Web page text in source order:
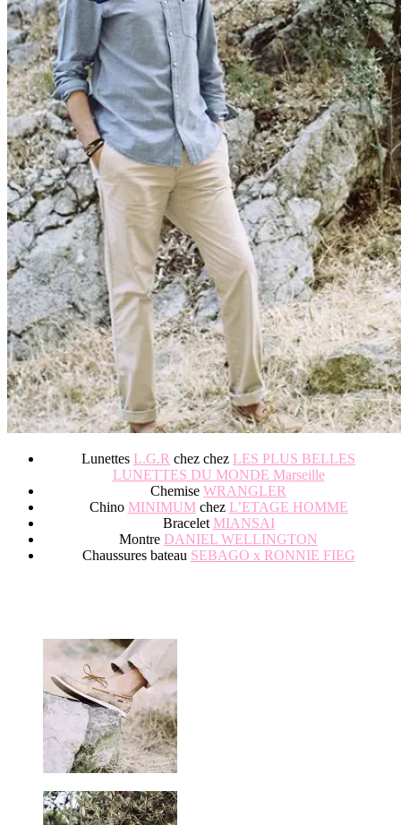
Lunettes L.G.R chez chez LES PLUS BELLES
LUNETTES DU MONDE Marseille
Chemise WRANGLER
Chino MINIMUMchez L’ETAGE HOMME
Bracelet MIANSAI
Montre DANIEL WELLINGTON
Chaussures bateau SEBAGO x RONNIE FIEG